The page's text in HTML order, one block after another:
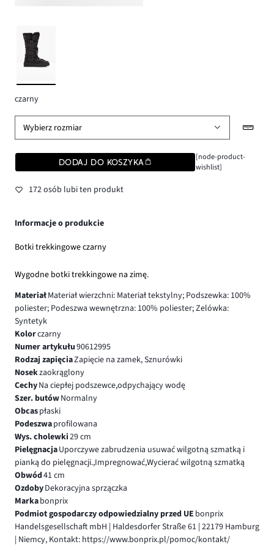
czarny
Wybierz rozmiar
DODAJ DO KOSZYKA
[node-product-
wishlist]
172 osób lubi ten produkt
Informacje o produkcie
Botki trekkingowe czarny
Wygodne botki trekkingowe na zimę.
MateriałMateriał wierzchni: Materiał tekstylny; Podszewka: 100%
poliester; Podeszwa wewnętrzna: 100% poliester; Zelówka:
Syntetyk
Kolorczarny
Numer artykułu90612995
Rodzaj zapięciaZapięcie na zamek, Sznurówki
Nosekzaokrąglony
CechyNa ciepłej podszewce,odpychający wodę
Szer. butówNormalny
Obcaspłaski
Podeszwaprofilowana
Wys. cholewki29 cm
PielęgnacjaUporczywe zabrudzenia usuwać wilgotną szmatką i
pianką do pielęgnacji.,Impregnować,Wycierać wilgotną szmatką
Obwód41 cm
OzdobyDekoracyjna sprzączka
Markabonprix
Podmiot gospodarczy odpowiedzialny przed UE bonprix
Handelsgesellschaft mbH | Haldesdorfer Straße 61 | 22179 Hamburg
| Niemcy, Kontakt: https://www.bonprix.pl/pomoc/kontakt/